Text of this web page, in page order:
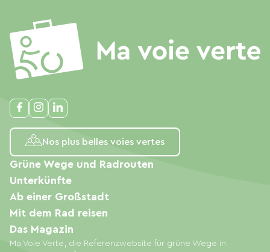
Nos plus belles voies vertes
Ma Voie Verte, die Referenzwebsite für grüne Wege in
Grüne Wege und Radrouten
Unterkünfte
Ab einer Großstadt
Mit dem Rad reisen
Das Magazin